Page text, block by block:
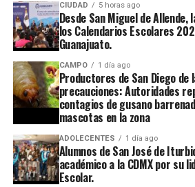
CIUDAD 5 horas ago
Desde San Miguel de
los Calendarios Escolares
Guanajuato.
CAMPO 1 día ago
Productores de San Diego de
precauciones: Autoridades
contagios de gusano
mascotas en la zona
ADOLECENTES 1 día ago
Alumnos de San José de
académico a la CDMX por su
Escolar.